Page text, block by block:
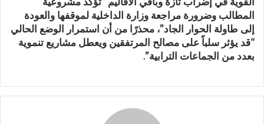
المطالب وضرورة مراجعة وزارة الداخلية لموقفها والعودة
إلى طاولة الحوار الجاد”، محذرًا من أن استمرار الوضع الحالي
“قد يؤثر سلباً على مصالح المرتفقين ويعطل مشاريع تنموية
بعدد من الجماعات الترابية”.